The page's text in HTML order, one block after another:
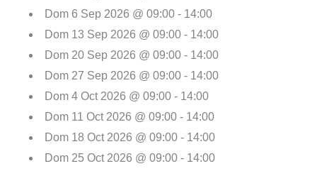
Dom 6 Sep 2026 @ 09:00 - 14:00
Dom 13 Sep 2026 @ 09:00 - 14:00
Dom 20 Sep 2026 @ 09:00 - 14:00
Dom 27 Sep 2026 @ 09:00 - 14:00
Dom 4 Oct 2026 @ 09:00 - 14:00
Dom 11 Oct 2026 @ 09:00 - 14:00
Dom 18 Oct 2026 @ 09:00 - 14:00
Dom 25 Oct 2026 @ 09:00 - 14:00